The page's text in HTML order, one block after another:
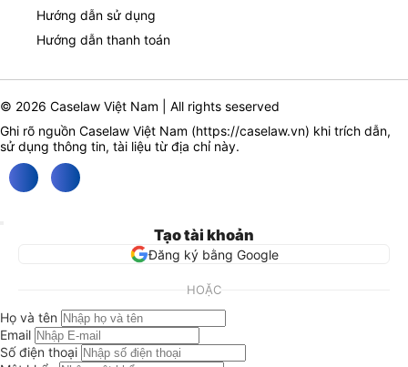
Hướng dẫn sử dụng
Hướng dẫn thanh toán
© 2026 Caselaw Việt Nam | All rights seserved
Ghi rõ nguồn Caselaw Việt Nam (https://caselaw.vn) khi trích dẫn,
sử dụng thông tin, tài liệu từ địa chỉ này.
Tạo tài khoản
Đăng ký bằng Google
HOẶC
Họ và tên
Email
Số điện thoại